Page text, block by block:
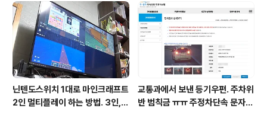
닌텐도스위치 1대로 마인크래프트
2인 멀티플레이 하는 방법. 3인, 4
교통과에서 보낸 등기우편. 주차위
반 범칙금 ㅠㅠ 주정차단속 문자알